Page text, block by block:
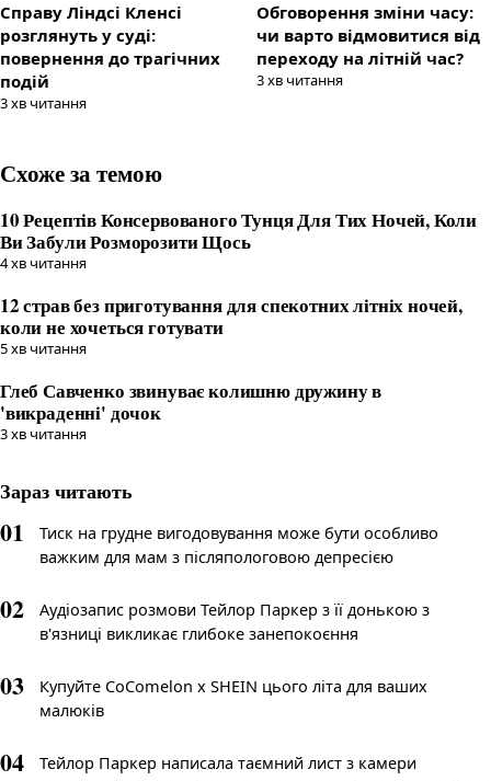
Справу Ліндсі Кленсі
розглянуть у суді:
повернення до трагічних
подій
3хв читання
Обговорення зміни часу:
чи варто відмовитися від
переходу на літній час?
3хв читання
Схоже за темою
10 Рецептів Консервованого Тунця Для Тих Ночей, Коли
Ви Забули Розморозити Щось
4хв читання
12 страв без приготування для спекотних літніх ночей,
коли не хочеться готувати
5хв читання
Глеб Савченко звинуває колишню дружину в
'викраденні' дочок
3хв читання
Зараз читають
01
Тиск на грудне вигодовування може бути особливо
важким для мам з післяпологовою депресією
02
Аудіозапис розмови Тейлор Паркер з її донькою з
в'язниці викликає глибоке занепокоєння
03
Купуйте CoComelon x SHEIN цього літа для ваших
малюків
04
Тейлор Паркер написала таємний лист з камери